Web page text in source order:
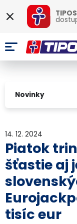
Novinky
14. 12. 2024
Piatok
šťastie aj
tisíc eur